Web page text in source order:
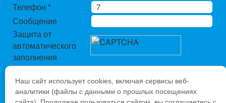
Телефон *
Сообщение
Защита от
автоматического
заполнения
Введите слово с
картинки*:
Наш сайт использует cookies, включая сервисы веб-
аналитики (файлы с данными о прошлых посещениях